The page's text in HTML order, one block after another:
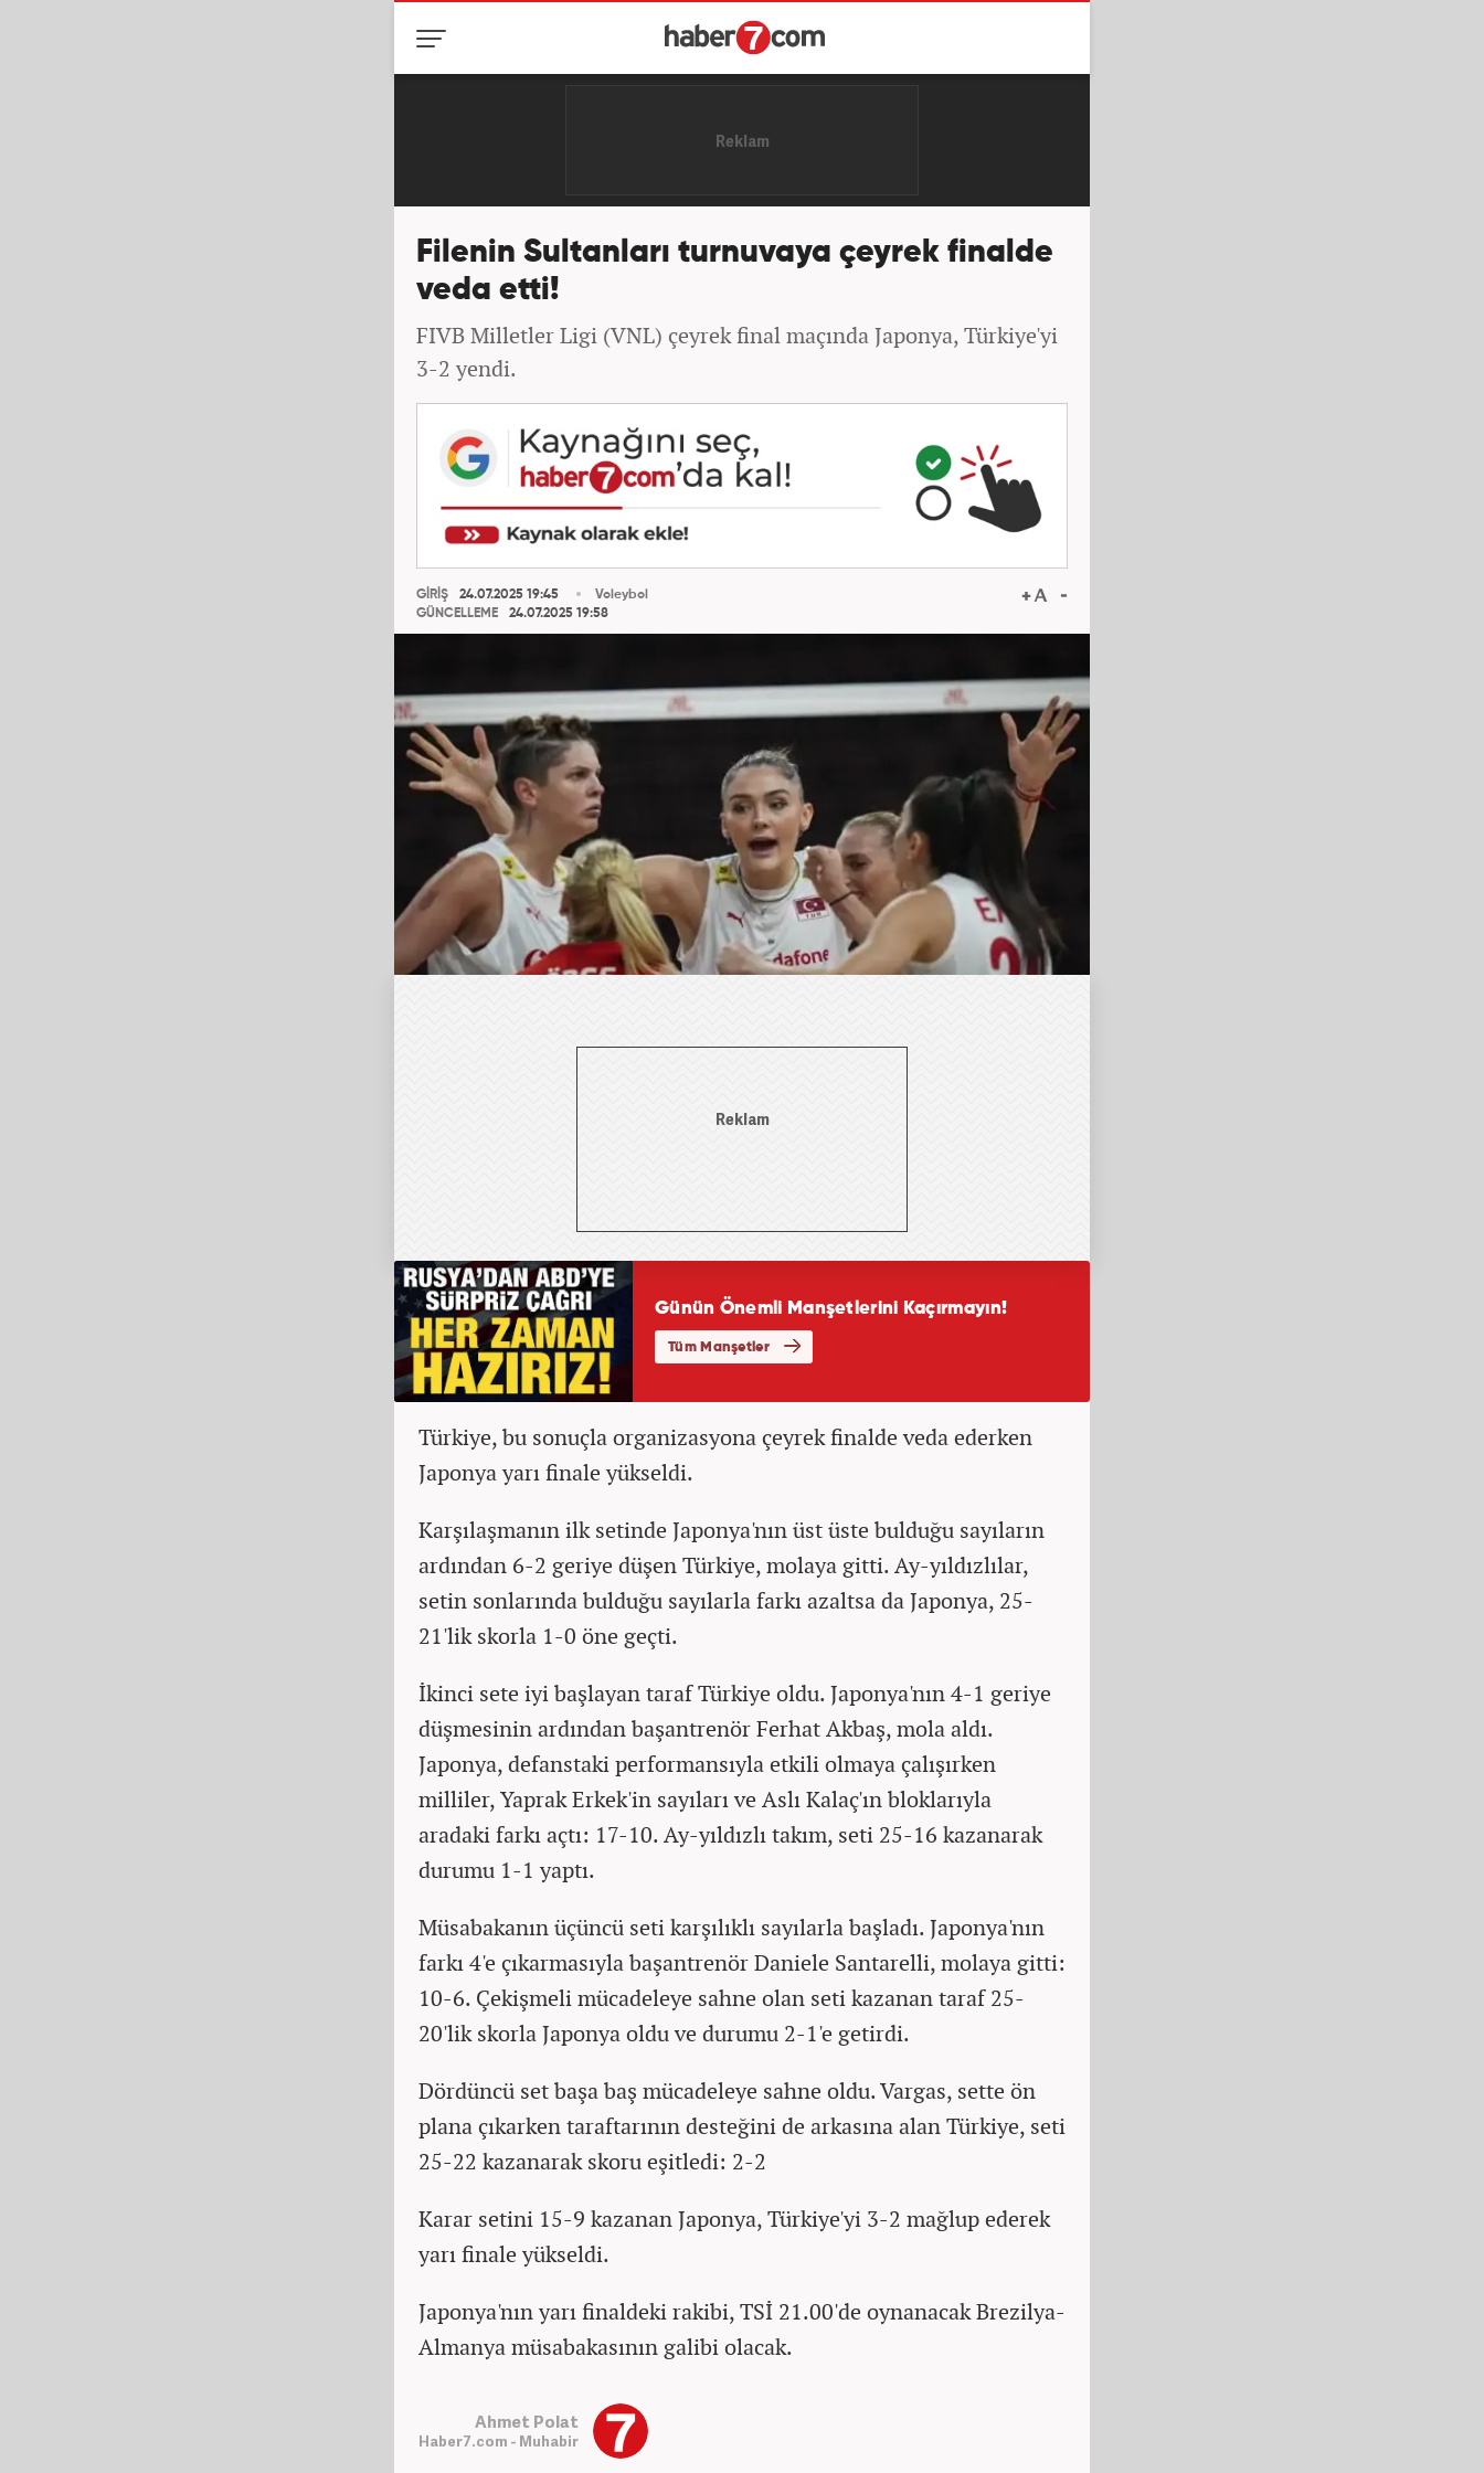
Filenin Sultanları turnuvaya çeyrek finalde
veda etti!
FIVB Milletler Ligi (VNL) çeyrek final maçında Japonya, Türkiye'yi
3-2 yendi.
GİRİŞ
24.07.2025 19:45
GÜNCELLEME
24.07.2025 19:58
Voleybol
Türkiye, bu sonuçla organizasyona çeyrek finalde veda ederken
Japonya yarı finale yükseldi.
Karşılaşmanın ilk setinde Japonya'nın üst üste bulduğu sayıların
ardından 6-2 geriye düşen Türkiye, molaya gitti. Ay-yıldızlılar,
setin sonlarında bulduğu sayılarla farkı azaltsa da Japonya, 25-
21'lik skorla 1-0 öne geçti.
İkinci sete iyi başlayan taraf Türkiye oldu. Japonya'nın 4-1 geriye
düşmesinin ardından başantrenör Ferhat Akbaş, mola aldı.
Japonya, defanstaki performansıyla etkili olmaya çalışırken
milliler, Yaprak Erkek'in sayıları ve Aslı Kalaç'ın bloklarıyla
aradaki farkı açtı: 17-10. Ay-yıldızlı takım, seti 25-16 kazanarak
durumu 1-1 yaptı.
Müsabakanın üçüncü seti karşılıklı sayılarla başladı. Japonya'nın
farkı 4'e çıkarmasıyla başantrenör Daniele Santarelli, molaya gitti:
10-6. Çekişmeli mücadeleye sahne olan seti kazanan taraf 25-
20'lik skorla Japonya oldu ve durumu 2-1'e getirdi.
Dördüncü set başa baş mücadeleye sahne oldu. Vargas, sette ön
plana çıkarken taraftarının desteğini de arkasına alan Türkiye, seti
25-22 kazanarak skoru eşitledi: 2-2
Karar setini 15-9 kazanan Japonya, Türkiye'yi 3-2 mağlup ederek
yarı finale yükseldi.
Japonya'nın yarı finaldeki rakibi, TSİ 21.00'de oynanacak Brezilya-
Almanya müsabakasının galibi olacak.
Ahmet Polat
Haber7.com - Muhabir